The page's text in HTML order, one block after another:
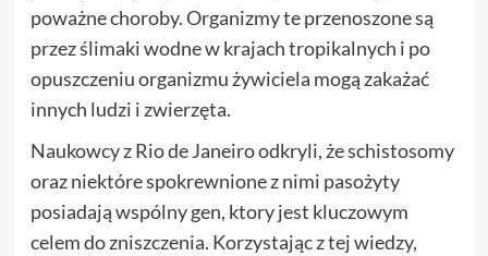
poważne choroby. Organizmy te przenoszone są
przez ślimaki wodne w krajach tropikalnych i po
opuszczeniu organizmu żywiciela mogą zakażać
innych ludzi i zwierzęta.
Naukowcy z Rio de Janeiro odkryli, że schistosomy
oraz niektóre spokrewnione z nimi pasożyty
posiadają wspólny gen, ktory jest kluczowym
celem do zniszczenia. Korzystając z tej wiedzy,